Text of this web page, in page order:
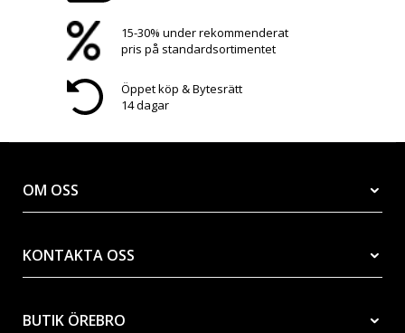
15-30% under rekommenderat
pris på standardsortimentet
Öppet köp & Bytesrätt
14 dagar
OM OSS
KONTAKTA OSS
BUTIK ÖREBRO